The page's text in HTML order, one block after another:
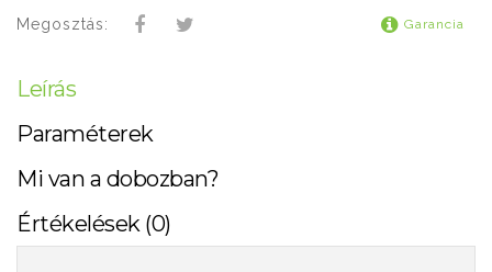
Megosztás: Garancia
Leírás
Paraméterek
Mi van a dobozban?
Értékelések (0)